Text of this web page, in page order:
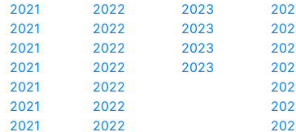
2023
2023
2023
2023
2022
2022
2022
2022
2022
2022
2022
2021
2021
2021
2021
2021
2021
2021